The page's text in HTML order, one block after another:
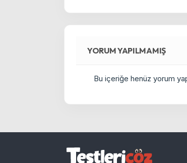
YORUM YAPILMAMIŞ
Bu içeriğe henüz yorum